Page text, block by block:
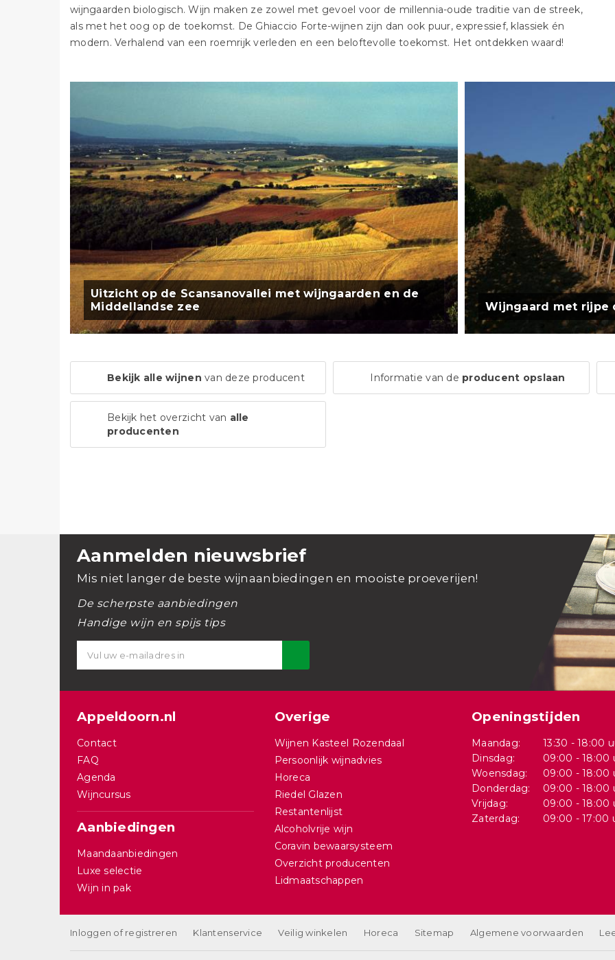
wijngaarden biologisch. Wijn maken ze zowel met gevoel voor de millennia-oude traditie van de streek,
als met het oog op de toekomst. De Ghiaccio Forte-wijnen zijn dan ook puur, expressief, klassiek én
modern. Verhalend van een roemrijk verleden en een beloftevolle toekomst. Het ontdekken waard!
Uitzicht op de Scansanovallei met wijngaarden en de
Middellandse zee
Wijngaard met rijpe
Bekijk alle wijnen van deze producent Informatie van de producent opslaan
Bekijk het overzicht van alle
producenten
Aanmelden nieuwsbrief
Mis niet langer de beste wijnaanbiedingen en mooiste proeverijen!
De scherpste aanbiedingen
Handige wijn en spijs tips
Appeldoorn.nl
Contact
FAQ
Agenda
Wijncursus
Aanbiedingen
Maandaanbiedingen
Luxe selectie
Wijn in pak
Overige
Wijnen Kasteel Rozendaal
Persoonlijk wijnadvies
Horeca
Riedel Glazen
Restantenlijst
Alcoholvrije wijn
Coravin bewaarsysteem
Overzicht producenten
Lidmaatschappen
Openingstijden
Maandag:
13:30 - 18:00
Dinsdag:
09:00 - 18:00
Woensdag:
09:00 - 18:00
Donderdag:
09:00 - 18:00
Vrijdag:
09:00 - 18:00
Zaterdag:
09:00 - 17:00
Inloggen of registreren Klantenservice Veilig winkelen Horeca Sitemap Algemene voorwaarden